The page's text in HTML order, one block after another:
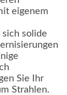
eigenem
sich solide
Sie Ihr
Strahlen.